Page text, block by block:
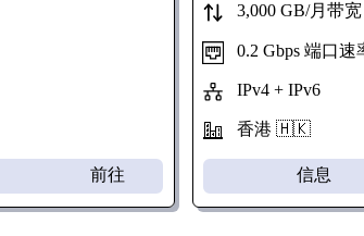
前往
3,000 GB/月带宽
0.2 Gbps 端口速
IPv4 + IPv6
香港 🇭🇰
信息